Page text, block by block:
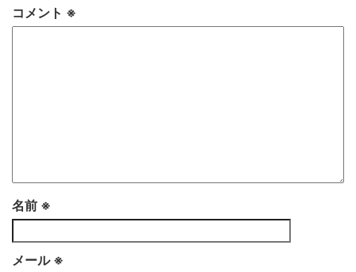
コメント ※
名前 ※
メール ※